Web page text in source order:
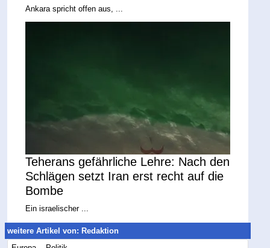
Ankara spricht offen aus, ...
Teherans gefährliche Lehre: Nach den
Schlägen setzt Iran erst recht auf die
Bombe
Ein israelischer ...
weitere Artikel von: Redaktion